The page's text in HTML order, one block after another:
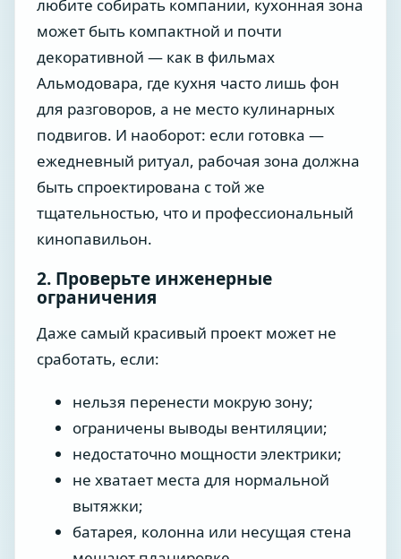
любите собирать компании, кухонная зона
может быть компактной и почти
декоративной — как в фильмах
Альмодовара, где кухня часто лишь фон
для разговоров, а не место кулинарных
подвигов. И наоборот: если готовка —
ежедневный ритуал, рабочая зона должна
быть спроектирована с той же
тщательностью, что и профессиональный
кинопавильон.
2. Проверьте инженерные
ограничения
Даже самый красивый проект может не
сработать, если:
нельзя перенести мокрую зону;
ограничены выводы вентиляции;
недостаточно мощности электрики;
не хватает места для нормальной
вытяжки;
батарея, колонна или несущая стена